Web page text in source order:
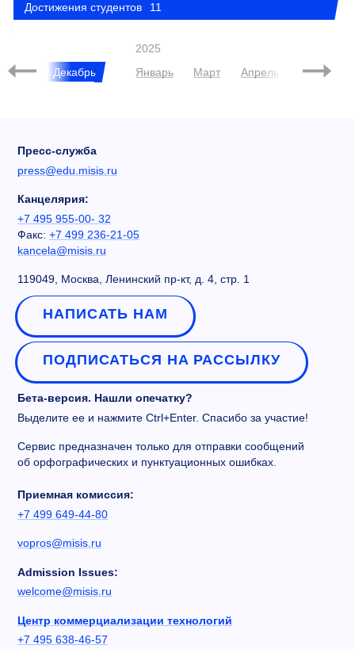
Достижения студентов 11
Декабрь
2025
Январь
Март Апрель Май
Пресс-служба
press@edu.misis.ru
Канцелярия:
+7 495 955-00- 32
Факс: +7 499 236-21-05
kancela@misis.ru
119049, Москва, Ленинский пр-кт, д. 4, стр. 1
НАПИСАТЬ НАМ
ПОДПИСАТЬСЯ НА РАССЫЛКУ
Бета-версия. Нашли опечатку?
Выделите ее и нажмите Ctrl+Enter. Спасибо за участие!
Сервис предназначен только для отправки сообщений
об орфографических и пунктуационных ошибках.
Приемная комиссия:
+7 499 649-44-80
vopros@misis.ru
Admission Issues:
welcome@misis.ru
Центр коммерциализации технологий
+7 495 638-46-57